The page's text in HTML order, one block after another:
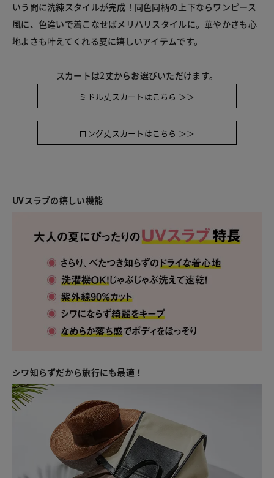
いう間に洗練スタイルが完成！同色同柄の上下ならワンピース
風に、色違いで着こなせばメリハリスタイルに。華やかさも心
地よさも叶えてくれる夏に嬉しいアイテムです。
スカートは2丈からお選びいただけます。
ミドル丈スカートはこちら ＞＞
ロング丈スカートはこちら ＞＞
UVスラブの嬉しい機能
シワ知らずだから旅行にも最適！